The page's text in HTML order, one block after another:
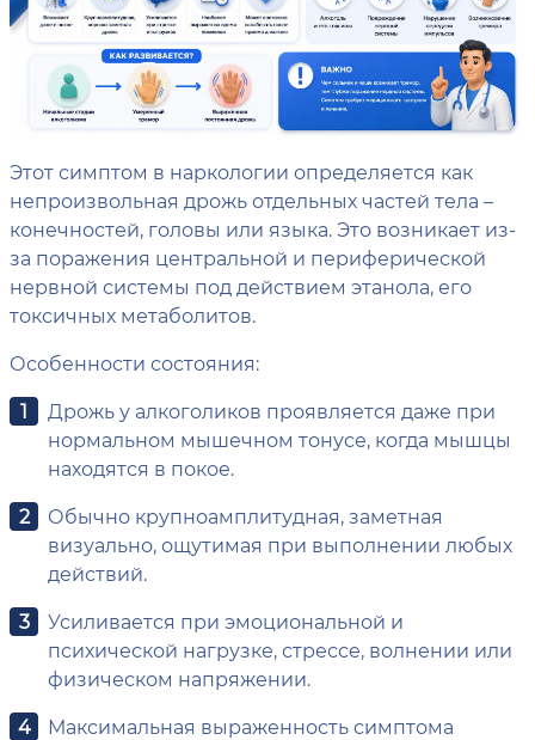
Этот симптом в наркологии определяется как
непроизвольная дрожь отдельных частей тела –
конечностей, головы или языка. Это возникает из-
за поражения центральной и периферической
нервной системы под действием этанола, его
токсичных метаболитов.
Особенности состояния:
Дрожь у алкоголиков проявляется даже при
нормальном мышечном тонусе, когда мышцы
находятся в покое.
Обычно крупноамплитудная, заметная
визуально, ощутимая при выполнении любых
действий.
Усиливается при эмоциональной и
психической нагрузке, стрессе, волнении или
физическом напряжении.
Максимальная выраженность симптома